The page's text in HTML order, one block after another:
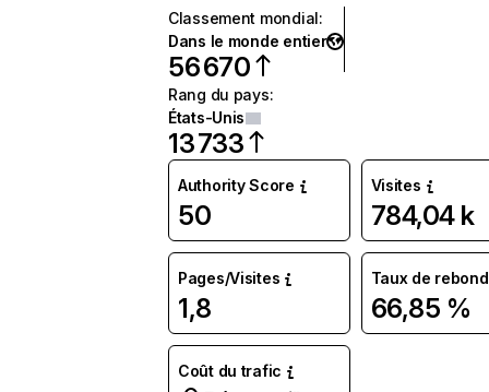
Classement mondial:
Dans le monde entier
56 670
Rang du pays:
États-Unis
13 733
Authority Score
50
Visites
784,04 k
Pages/Visites
1,8
Taux de rebond
66,85 %
Coût du trafic